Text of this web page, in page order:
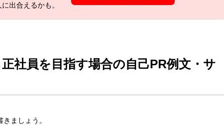
出合えるかも。
正社員を目指す場合の自己PR例文・サ
ましょう。